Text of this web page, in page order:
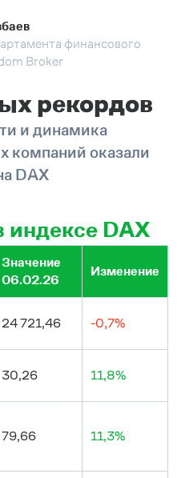
финансового
Broker
рекордов
и динамика
компаний оказали
DAX
DAX
Значение
06.02.26
Изменение
24 721,46 -0,7%
30,26 11,8%
79,66 11,3%